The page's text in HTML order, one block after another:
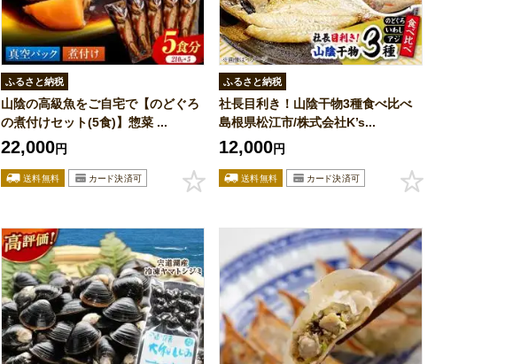
ふるさと納税
山陰の高級魚をご自宅で【のどぐろ
の煮付けセット(5食)】惣菜 ...
22,000円
ふるさと納税
社長目利き！山陰干物3種食べ比べ
島根県松江市/株式会社K’s...
12,000円